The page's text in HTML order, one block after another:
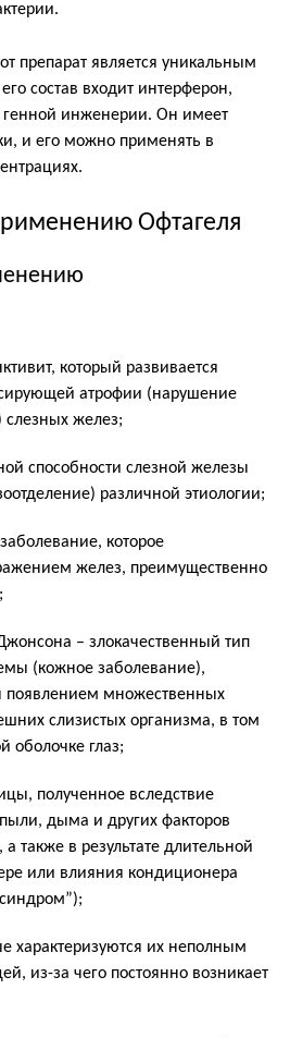
препарат является уникальным
состав входит интерферон,
инженерии. Он имеет
и его можно применять в
Офтагеля
который развивается
атрофии (нарушение
желез;
способности слезной железы
различной этиологии;
которое
желез, преимущественно
– злокачественный тип
(кожное заболевание),
множественных
слизистых организма, в том
оболочке глаз;
полученное вследствие
дыма и других факторов
также в результате длительной
или влияния кондиционера
характеризуются их неполным
из-за чего постоянно возникает